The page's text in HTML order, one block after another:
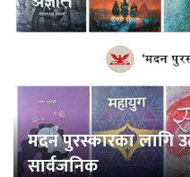
मदन पुरस्कारका लागि
सार्वजनिक